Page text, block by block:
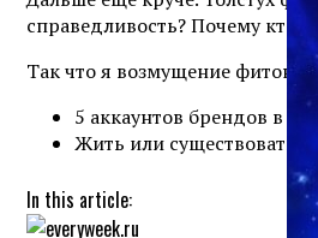
справедливость? Почему кто-
Так что я возмущение
5 аккаунтов брендов в
Жить или существовать.
In this article: